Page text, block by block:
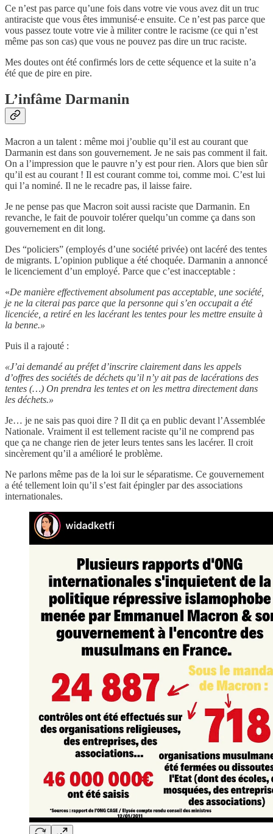
Ce n’est pas parce qu’une fois dans votre vie vous avez dit un truc
antiraciste que vous êtes immunisé·e ensuite. Ce n’est pas parce que
vous passez toute votre vie à militer contre le racisme (ce qui n’est
même pas son cas) que vous ne pouvez pas dire un truc raciste.
Mes doutes ont été confirmés lors de cette séquence et la suite n’a
été que de pire en pire.
L’infâme Darmanin
Macron a un talent : même moi j’oublie qu’il est au courant que
Darmanin est dans son gouvernement. Je ne sais pas comment il fait.
On a l’impression que le pauvre n’y est pour rien. Alors que bien sûr
qu’il est au courant ! Il est courant comme toi, comme moi. C’est lui
qui l’a nominé. Il ne le recadre pas, il laisse faire.
Je ne pense pas que Macron soit aussi raciste que Darmanin. En
revanche, le fait de pouvoir tolérer quelqu’un comme ça dans son
gouvernement en dit long.
Des “policiers” (employés d’une société privée) ont lacéré des tentes
de migrants. L’opinion publique a été choquée. Darmanin a annoncé
le licenciement d’un employé. Parce que c’est inacceptable :
«De manière effectivement absolument pas acceptable, une société,
je ne la citerai pas parce que la personne qui s’en occupait a été
licenciée, a retiré en les lacérant les tentes pour les mettre ensuite à
la benne.»
Puis il a rajouté :
«J’ai demandé au préfet d’inscrire clairement dans les appels
d’offres des sociétés de déchets qu’il n’y ait pas de lacérations des
tentes (…) On prendra les tentes et on les mettra directement dans
les déchets.»
Je… je ne sais pas quoi dire ? Il dit ça en public devant l’Assemblée
Nationale. Vraiment il est tellement raciste qu’il ne comprend pas
que ça ne change rien de jeter leurs tentes sans les lacérer. Il croit
sincèrement qu’il a amélioré le problème.
Ne parlons même pas de la loi sur le séparatisme. Ce gouvernement
a été tellement loin qu’il s’est fait épingler par des associations
internationales.